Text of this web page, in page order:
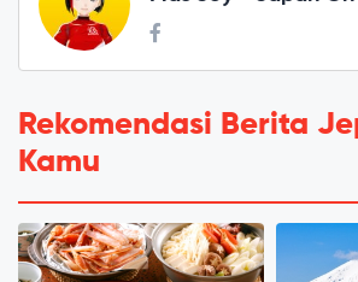
Rekomendasi Berita
Kamu